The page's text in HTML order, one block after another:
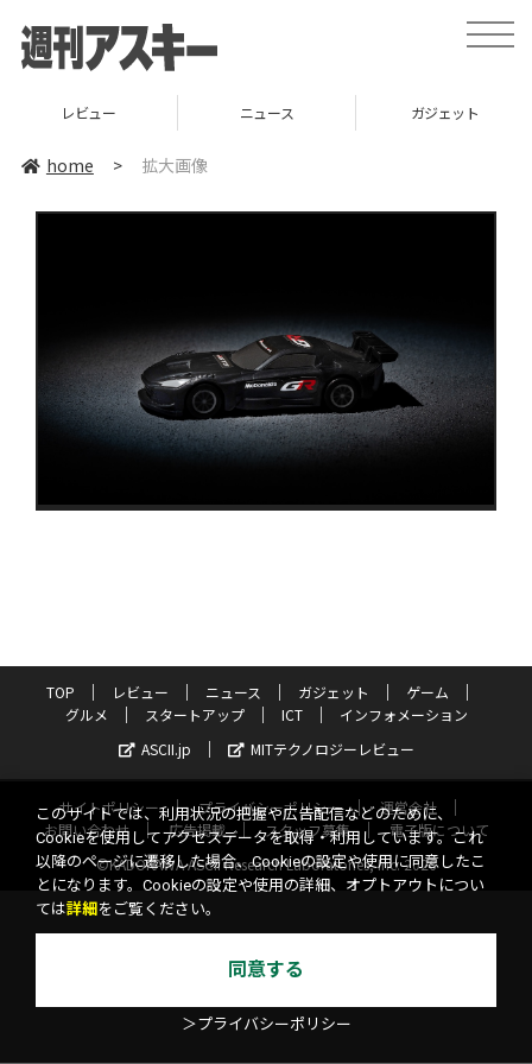
toggle
レビュー ニュース ガジェット
home > 拡大画像
TOP レビュー ニュース ガジェット
ゲーム
グルメ
スタートアップ ICT
インフォメーション
ASCII.jp
MITテクノロジーレビュー
サイトポリシー プライバシーポリシー
運営会社
お問い合わせ
広告掲載 スタッフ募集
電子版について
©KADOKAWA ASCII Research Laboratories, Inc. 2026
このサイトでは、利用状況の把握や広告配信などのために、
Cookieを使用してアクセスデータを取得・利用しています。これ
以降のページに遷移した場合、Cookieの設定や使用に同意したこ
とになります。Cookieの設定や使用の詳細、オプトアウトについ
ては詳細 をご覧ください。
同意する
＞プライバシーポリシー